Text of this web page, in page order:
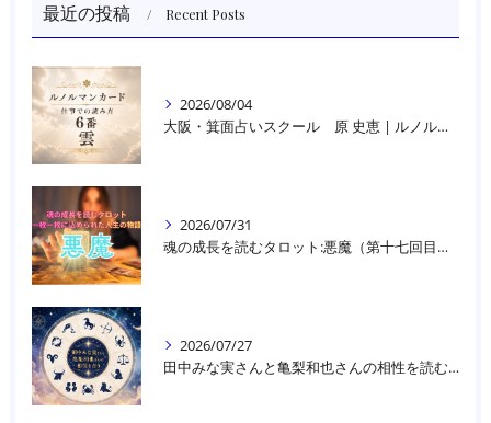
最近の投稿 Recent Posts
2026/08/04
大阪・箕面占いスクール 原 史恵 | ルノルマンカード読み方のコツ「雲」 仕事をテーマに占った場合
2026/07/31
魂の成長を読むタロット:悪魔（第十七回目）｜大阪・箕面占いスクールラブアンドライト
2026/07/27
田中みな実さんと亀梨和也さんの相性を読む｜大阪・箕面占いスクールラブアンドライト